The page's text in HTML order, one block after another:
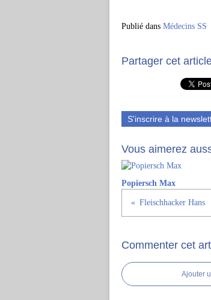
Publié dans Médecins SS
Partager cet
S'inscrire à la
Vous aimerez
Popiersch Max
Fleischhacker Hans
Commenter cet
Ajouter